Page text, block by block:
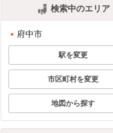
検索中のエリア
府中市
駅を変更
市区町村を変更
地図から探す